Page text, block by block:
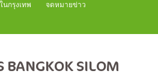
นกรุงเทพ จดหมายข่าว
BANGKOK SILOM